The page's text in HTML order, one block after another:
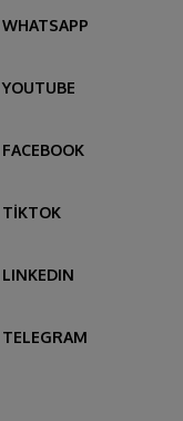
WHATSAPP
YOUTUBE
FACEBOOK
TİKTOK
LINKEDIN
TELEGRAM